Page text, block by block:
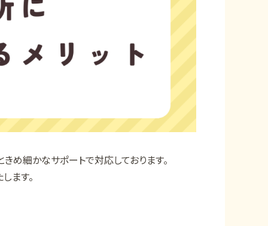
め細かなサポートで対応しております。
ます。